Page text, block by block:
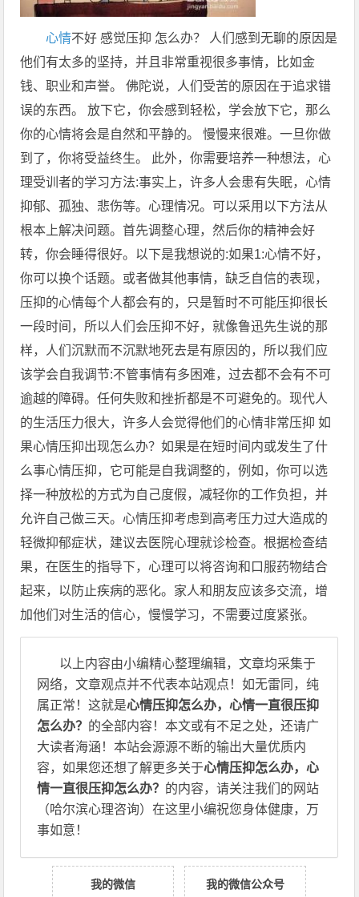
心情不好 感觉压抑 怎么办？ 人们感到无聊的原因是
他们有太多的坚持，并且非常重视很多事情，比如金
钱、职业和声誉。 佛陀说，人们受苦的原因在于追求错
误的东西。 放下它，你会感到轻松，学会放下它，那么
你的心情将会是自然和平静的。 慢慢来很难。一旦你做
到了，你将受益终生。 此外，你需要培养一种想法，心
理受训者的学习方法:事实上，许多人会患有失眠，心情
抑郁、孤独、悲伤等。心理情况。可以采用以下方法从
根本上解决问题。首先调整心理，然后你的精神会好
转，你会睡得很好。以下是我想说的:如果1:心情不好，
你可以换个话题。或者做其他事情，缺乏自信的表现，
压抑的心情每个人都会有的，只是暂时不可能压抑很长
一段时间，所以人们会压抑不好，就像鲁迅先生说的那
样，人们沉默而不沉默地死去是有原因的，所以我们应
该学会自我调节:不管事情有多困难，过去都不会有不可
逾越的障碍。任何失败和挫折都是不可避免的。现代人
的生活压力很大，许多人会觉得他们的心情非常压抑 如
果心情压抑出现怎么办？如果是在短时间内或发生了什
么事心情压抑，它可能是自我调整的，例如，你可以选
择一种放松的方式为自己度假，减轻你的工作负担，并
允许自己做三天。心情压抑考虑到高考压力过大造成的
轻微抑郁症状，建议去医院心理就诊检查。根据检查结
果，在医生的指导下，心理可以将咨询和口服药物结合
起来，以防止疾病的恶化。家人和朋友应该多交流，增
加他们对生活的信心，慢慢学习，不需要过度紧张。
以上内容由小编精心整理编辑，文章均采集于
网络，文章观点并不代表本站观点！如无雷同，纯
属正常！这就是心情压抑怎么办，心情一直很压抑
怎么办？ 的全部内容！本文或有不足之处，还请广
大读者海涵！本站会源源不断的输出大量优质内
容，如果您还想了解更多关于心情压抑怎么办，心
情一直很压抑怎么办？ 的内容，请关注我们的网站
（哈尔滨心理咨询）在这里小编祝您身体健康，万
事如意！
我的微信
我的微信公众号